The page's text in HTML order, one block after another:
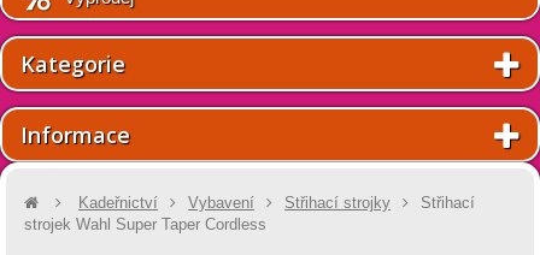
Kategorie
Informace
Kadeřnictví Vybavení Střihací strojky
Střihací
strojek Wahl Super Taper Cordless